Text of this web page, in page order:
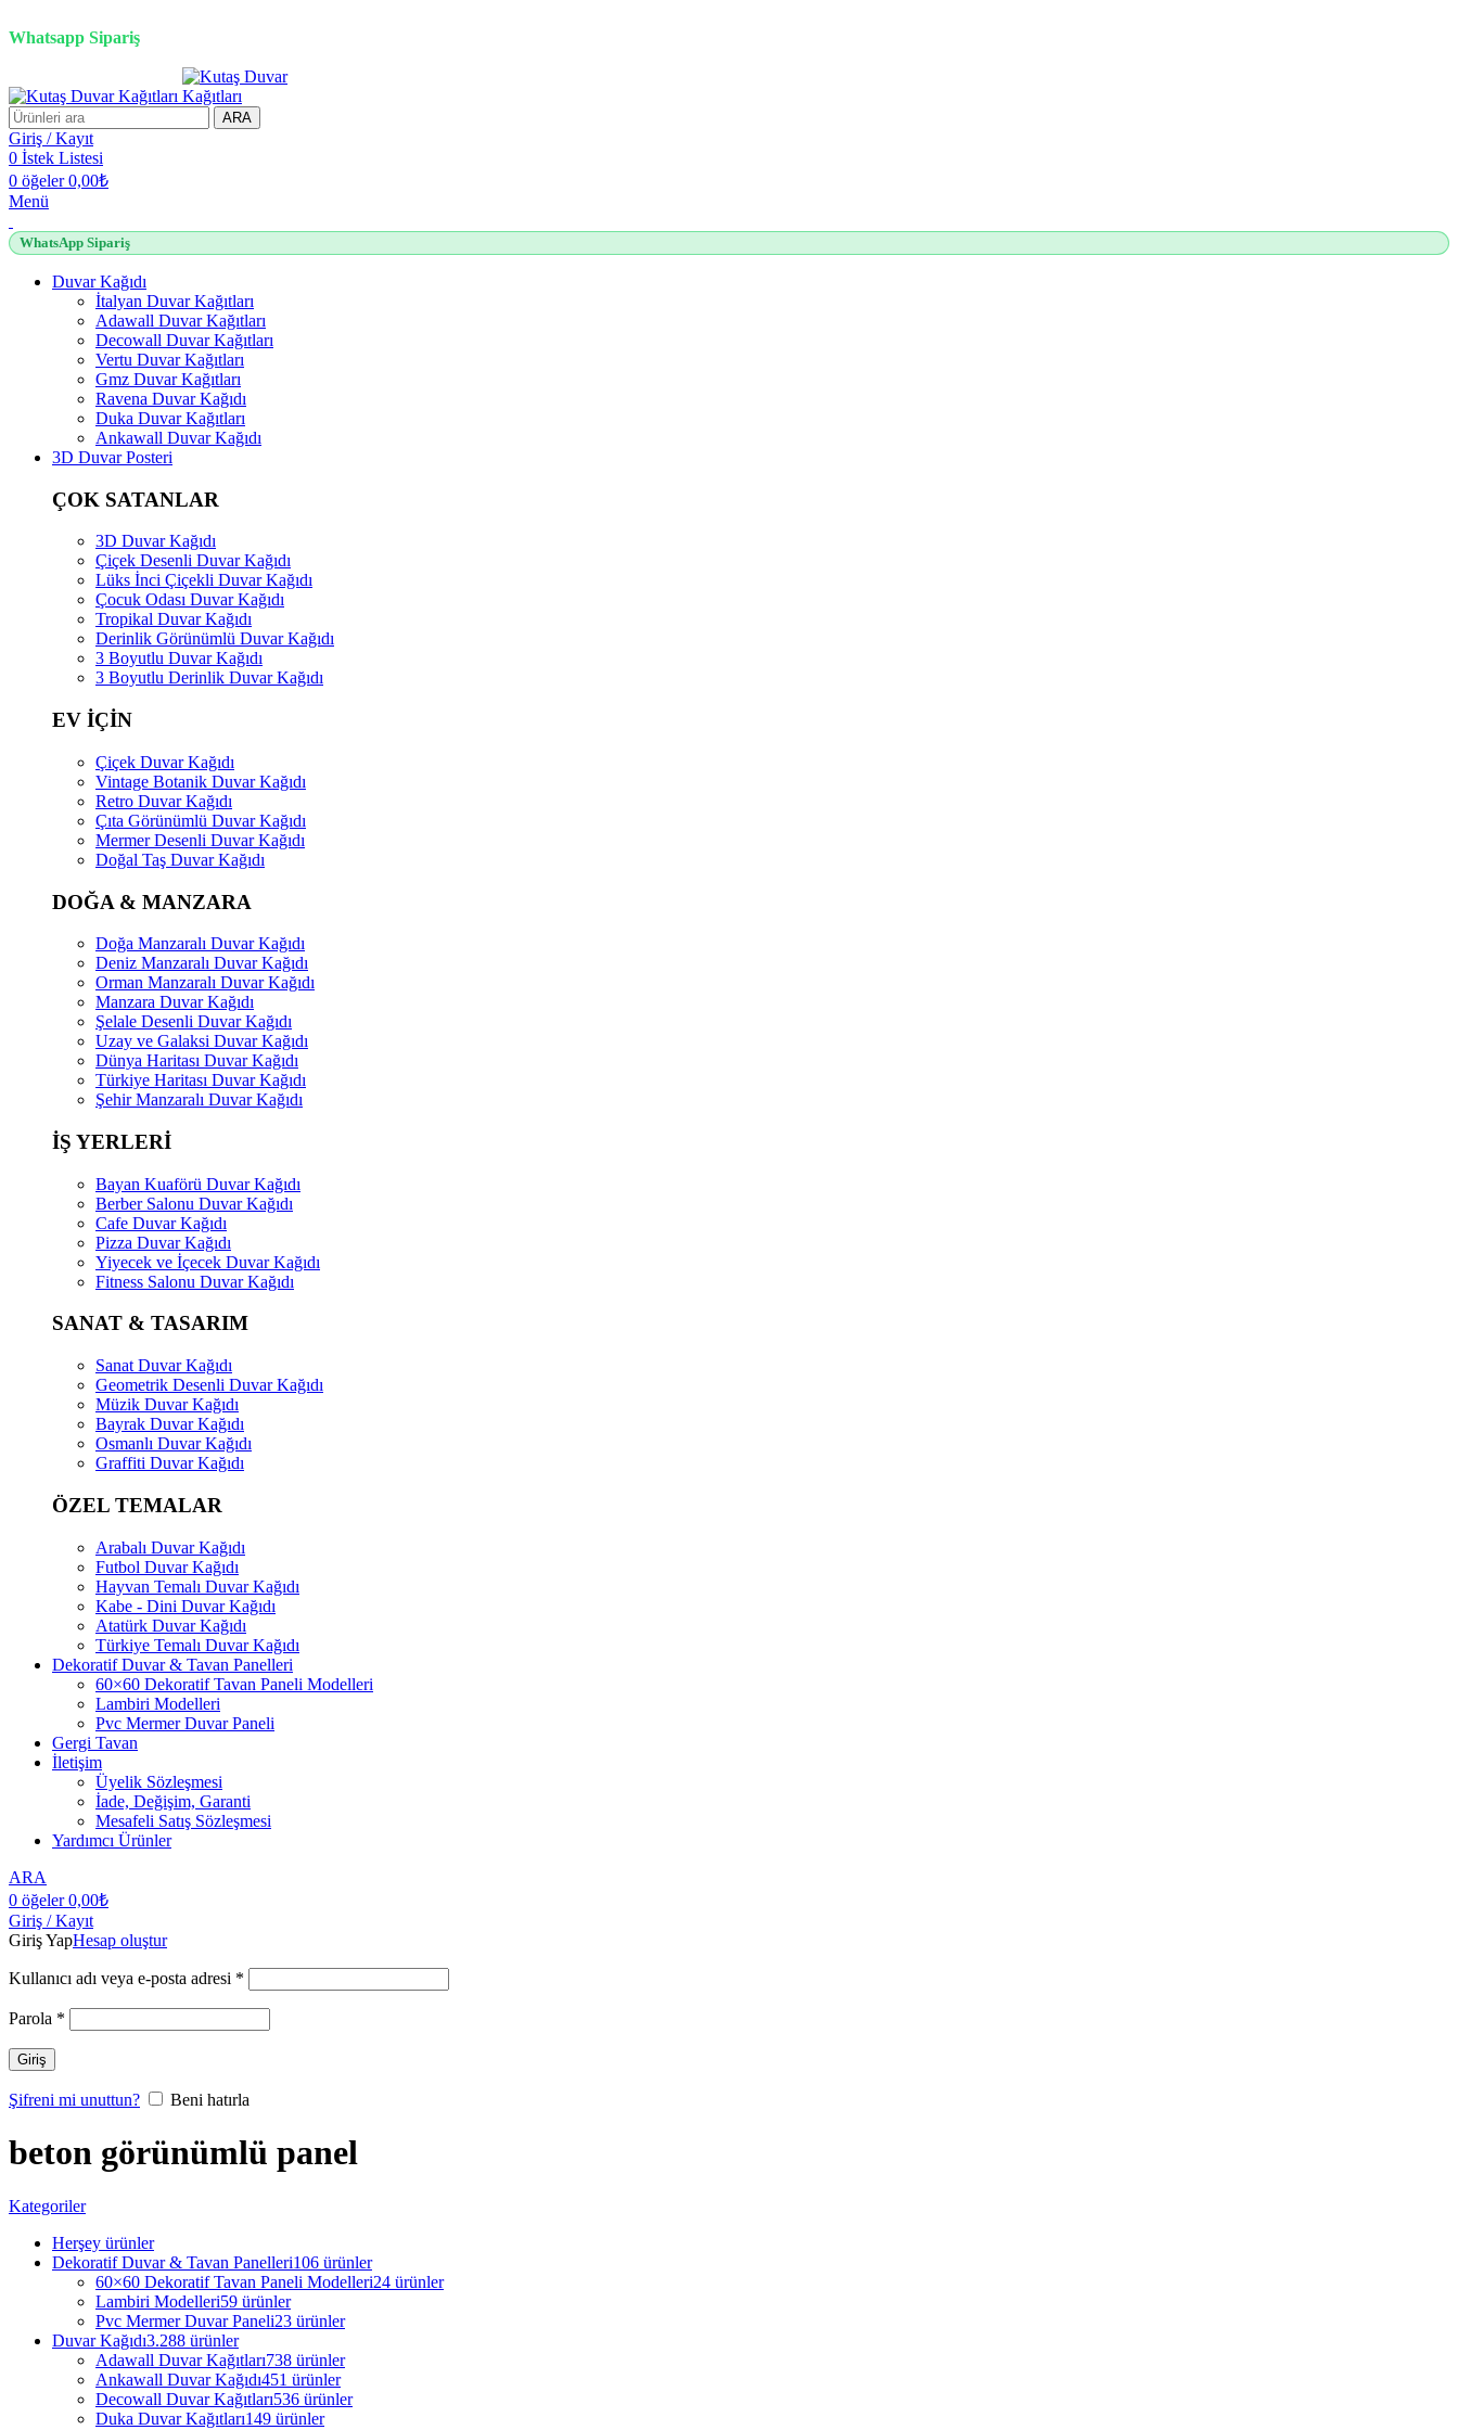
Whatsapp Sipariş
ARA
Giriş / Kayıt
0 İstek Listesi
0 öğeler 0,00₺
Menü
WhatsApp Sipariş
Duvar Kağıdı
İtalyan Duvar Kağıtları
Adawall Duvar Kağıtları
Decowall Duvar Kağıtları
Vertu Duvar Kağıtları
Gmz Duvar Kağıtları
Ravena Duvar Kağıdı
Duka Duvar Kağıtları
Ankawall Duvar Kağıdı
3D Duvar Posteri
ÇOK SATANLAR
3D Duvar Kağıdı
Çiçek Desenli Duvar Kağıdı
Lüks İnci Çiçekli Duvar Kağıdı
Çocuk Odası Duvar Kağıdı
Tropikal Duvar Kağıdı
Derinlik Görünümlü Duvar Kağıdı
3 Boyutlu Duvar Kağıdı
3 Boyutlu Derinlik Duvar Kağıdı
EV İÇİN
Çiçek Duvar Kağıdı
Vintage Botanik Duvar Kağıdı
Retro Duvar Kağıdı
Çıta Görünümlü Duvar Kağıdı
Mermer Desenli Duvar Kağıdı
Doğal Taş Duvar Kağıdı
DOĞA & MANZARA
Doğa Manzaralı Duvar Kağıdı
Deniz Manzaralı Duvar Kağıdı
Orman Manzaralı Duvar Kağıdı
Manzara Duvar Kağıdı
Şelale Desenli Duvar Kağıdı
Uzay ve Galaksi Duvar Kağıdı
Dünya Haritası Duvar Kağıdı
Türkiye Haritası Duvar Kağıdı
Şehir Manzaralı Duvar Kağıdı
İŞ YERLERİ
Bayan Kuaförü Duvar Kağıdı
Berber Salonu Duvar Kağıdı
Cafe Duvar Kağıdı
Pizza Duvar Kağıdı
Yiyecek ve İçecek Duvar Kağıdı
Fitness Salonu Duvar Kağıdı
SANAT & TASARIM
Sanat Duvar Kağıdı
Geometrik Desenli Duvar Kağıdı
Müzik Duvar Kağıdı
Bayrak Duvar Kağıdı
Osmanlı Duvar Kağıdı
Graffiti Duvar Kağıdı
ÖZEL TEMALAR
Arabalı Duvar Kağıdı
Futbol Duvar Kağıdı
Hayvan Temalı Duvar Kağıdı
Kabe - Dini Duvar Kağıdı
Atatürk Duvar Kağıdı
Türkiye Temalı Duvar Kağıdı
Dekoratif Duvar & Tavan Panelleri
60×60 Dekoratif Tavan Paneli Modelleri
Lambiri Modelleri
Pvc Mermer Duvar Paneli
Gergi Tavan
İletişim
Üyelik Sözleşmesi
İade, Değişim, Garanti
Mesafeli Satış Sözleşmesi
Yardımcı Ürünler
ARA
0 öğeler 0,00₺
Giriş / Kayıt
Giriş YapHesap oluştur
Kullanıcı adı veya e-posta adresi *
Parola *
Giriş
Şifreni mi unuttun? Beni hatırla
beton görünümlü panel
Kategoriler
Herşey ürünler
Dekoratif Duvar & Tavan Panelleri106 ürünler
60×60 Dekoratif Tavan Paneli Modelleri24 ürünler
Lambiri Modelleri59 ürünler
Pvc Mermer Duvar Paneli23 ürünler
Duvar Kağıdı3.288 ürünler
Adawall Duvar Kağıtları738 ürünler
Ankawall Duvar Kağıdı451 ürünler
Decowall Duvar Kağıtları536 ürünler
Duka Duvar Kağıtları149 ürünler